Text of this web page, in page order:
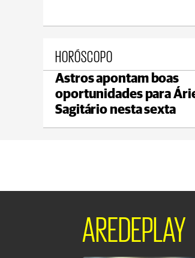
HORÓSCOPO
Astros apontam boas
oportunidades para
Sagitário nesta sexta
Castro
max 22°C
AREDEPLAY